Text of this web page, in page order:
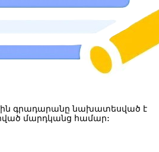
գրադարանը նախատեսված է
մարդկանց համար: